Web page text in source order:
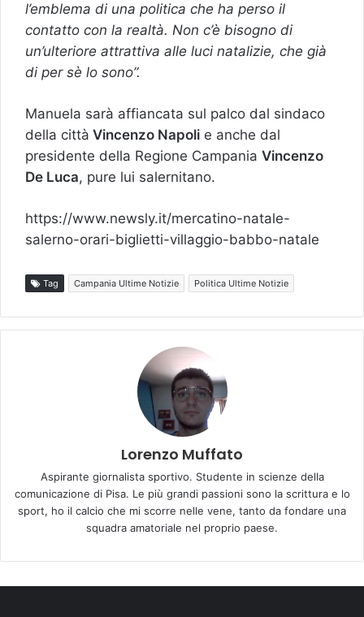
l’emblema di una politica che ha perso il
contatto con la realtà. Non c’è bisogno di
un’ulteriore attrattiva alle luci natalizie, che già
di per sè lo sono”.
Manuela sarà affiancata sul palco dal sindaco
della città Vincenzo Napoli e anche dal
presidente della Regione Campania Vincenzo
De Luca, pure lui salernitano.
https://www.newsly.it/mercatino-natale-
salerno-orari-biglietti-villaggio-babbo-natale
Tag Campania Ultime Notizie Politica Ultime Notizie
Lorenzo Muffato
Aspirante giornalista sportivo. Studente in scienze della
comunicazione di Pisa. Le più grandi passioni sono la scrittura e lo
sport, ho il calcio che mi scorre nelle vene, tanto da fondare una
squadra amatoriale nel proprio paese.